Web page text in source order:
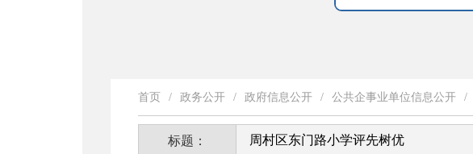
首页 / 政务公开 / 政府信息公开 / 公共企事业单位信息公开 /
标题： 周村区东门路小学评先树优